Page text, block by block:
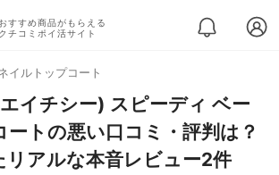
おすすめ商品がもらえる
クチコミポイ活サイト
イルトップコート
イチシー) スピーディ ベー
ートの悪い口コミ・評判は？
リアルな本音レビュー2件